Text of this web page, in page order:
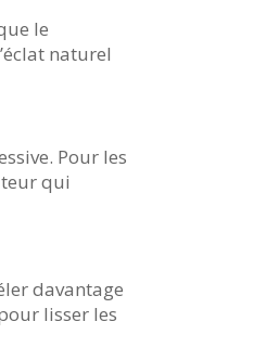
le
naturel
Pour les
qui
davantage
lisser les